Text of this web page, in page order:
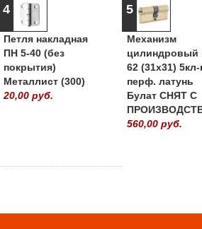
4
Петля накладная
ПН 5-40 (без
покрытия)
Металлист (300)
20,00 руб.
5
Механизм
цилиндровый
62 (31х31) 5кл-
перф. латунь
Булат СНЯТ С
560,00 руб.